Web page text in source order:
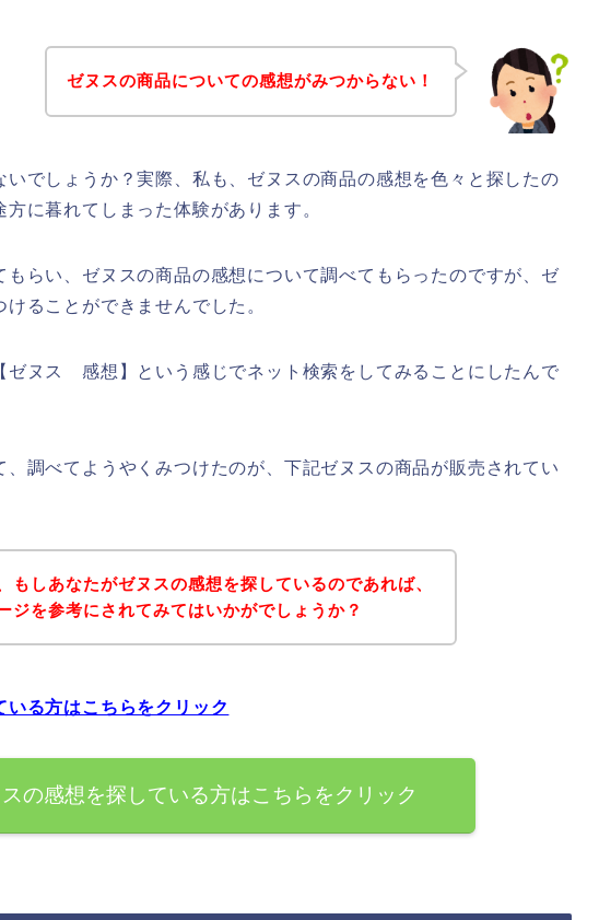
ゼヌスの商品についての感想がみつからない！
いでしょうか？実際、私も、ゼヌスの商品の感想を色々と探したの
に暮れてしまった体験があります。
もらい、ゼヌスの商品の感想について調べてもらったのですが、ゼ
ることができませんでした。
ゼヌス 感想】という感じでネット検索をしてみることにしたんで
、調べてようやくみつけたのが、下記ゼヌスの商品が販売されてい
もしあなたがゼヌスの感想を探しているのであれば、
ジを参考にされてみてはいかがでしょうか？
いる方はこちらをクリック
の感想を探している方はこちらをクリック